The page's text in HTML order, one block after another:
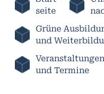
seite
Grüne
und
Veranstaltungen
und Termine